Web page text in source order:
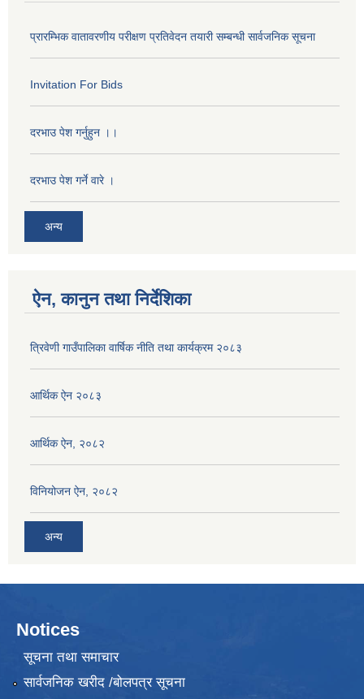
प्रारम्भिक वातावरणीय परीक्षण प्रतिवेदन तयारी सम्बन्धी सार्वजनिक सूचना
Invitation For Bids
दरभाउ पेश गर्नुहुन ।।
दरभाउ पेश गर्ने वारे ।
अन्य
ऐन, कानुन तथा निर्देशिका
त्रिवेणी गाउँपालिका वार्षिक नीति तथा कार्यक्रम २०८३
आर्थिक ऐन २०८३
आर्थिक ऐन, २०८२
विनियोजन ऐन, २०८२
अन्य
Notices
सूचना तथा समाचार
सार्वजनिक खरीद /बोलपत्र सूचना